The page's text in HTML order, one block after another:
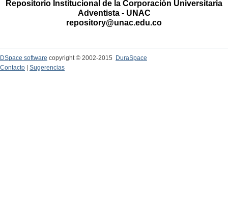
Repositorio Institucional de la Corporación Universitaria
Adventista - UNAC
repository@unac.edu.co
DSpace software copyright © 2002-2015
DuraSpace
Contacto
Sugerencias